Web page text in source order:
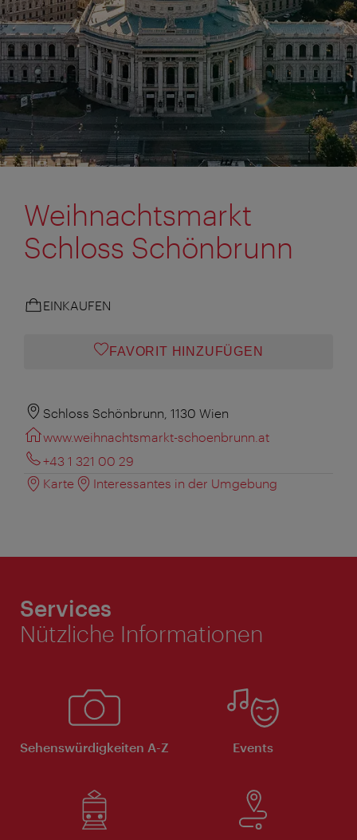
Weihnachtsmarkt
Schloss Schönbrunn
EINKAUFEN
FAVORIT HINZUFÜGEN
Schloss Schönbrunn, 1130 Wien
www.weihnachtsmarkt-schoenbrunn.at
+43 1 321 00 29
Karte
Interessantes in der Umgebung
Services
Nützliche Informationen
Sehenswürdigkeiten A-Z Events